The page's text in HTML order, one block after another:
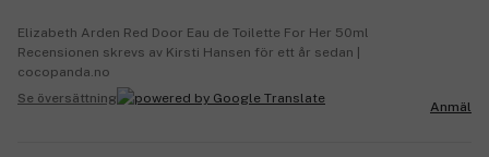
Elizabeth Arden Red Door Eau de Toilette For Her 50ml
Recensionen skrevs av Kirsti Hansen för ett år sedan |
cocopanda.no
Se översättning
Anmäl